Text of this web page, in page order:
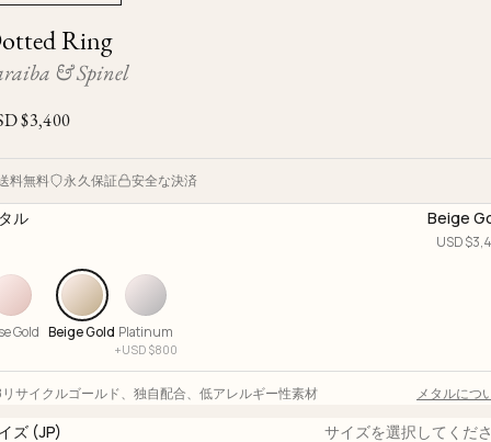
New Arrivals
Ready to Ship
Brut
Handle
Iceberg
Ojyu Boxes
Lights
Custom-blended Metal
Limited Lifetime Warranty
Ring
& Spinel
$3,400
料無料 永久保証 安全な決済
ル Beige
USD $
Gold Beige Gold Platinum
+USD $800
リサイクルゴールド 独自配合 低アレルギー性素材 メタルにつ
ズ (JP) サイズを選択してくだ